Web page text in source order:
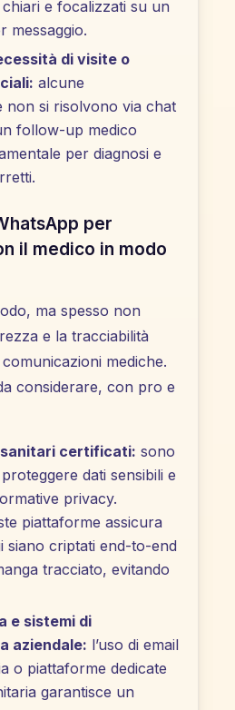
e focalizzati su un
messaggio.
di visite o
alcune
non si risolvono via chat
follow-up medico
per diagnosi e
per
il medico in modo
ma spesso non
e la tracciabilità
mediche.
considerare, con pro e
certificati: sono
dati sensibili e
privacy.
piattaforme assicura
siano criptati end-to-end
tracciato, evitando
e sistemi di
aziendale: l’uso di email
o piattaforme dedicate
garantisce un